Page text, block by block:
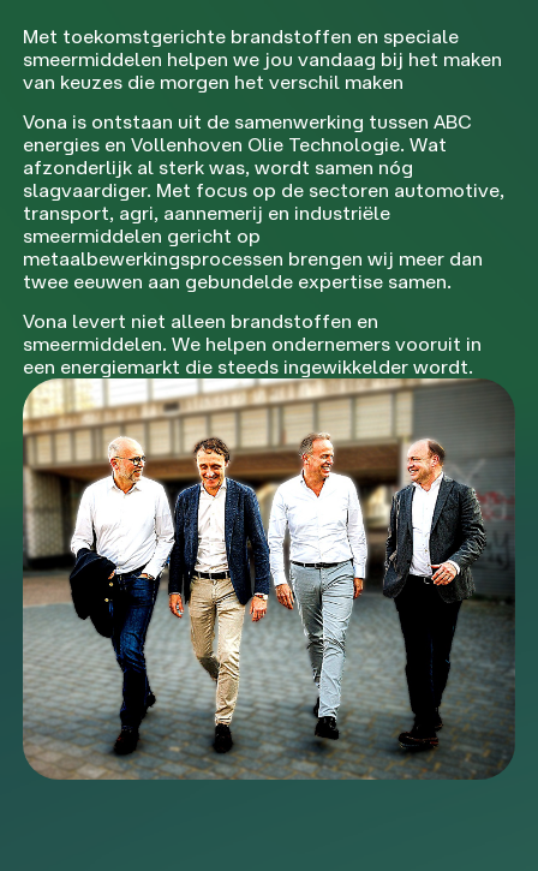
Met toekomstgerichte brandstoffen en speciale
smeermiddelen helpen we jou vandaag bij het maken
van keuzes die morgen het verschil maken
Vona is ontstaan uit de samenwerking tussen ABC
energies en Vollenhoven Olie Technologie. Wat
afzonderlijk al sterk was, wordt samen nóg
slagvaardiger. Met focus op de sectoren automotive,
transport, agri, aannemerij en industriële
smeermiddelen gericht op
metaalbewerkingsprocessen brengen wij meer dan
twee eeuwen aan gebundelde expertise samen.
Vona levert niet alleen brandstoffen en
smeermiddelen. We helpen ondernemers vooruit in
een energiemarkt die steeds ingewikkelder wordt.